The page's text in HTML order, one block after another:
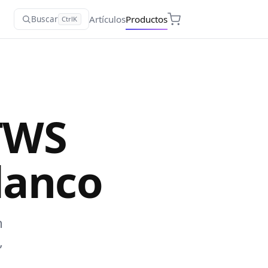
Buscar CtrlK ArtículosProductos